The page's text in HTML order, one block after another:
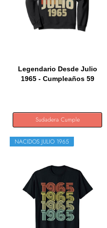
Legendario Desde Julio
1965 - Cumpleaños 59
Sudadera Cumple
NACIDOS JULIO 1965